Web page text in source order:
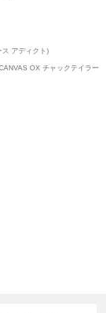
ス アディクト)
OX チャックテイラー